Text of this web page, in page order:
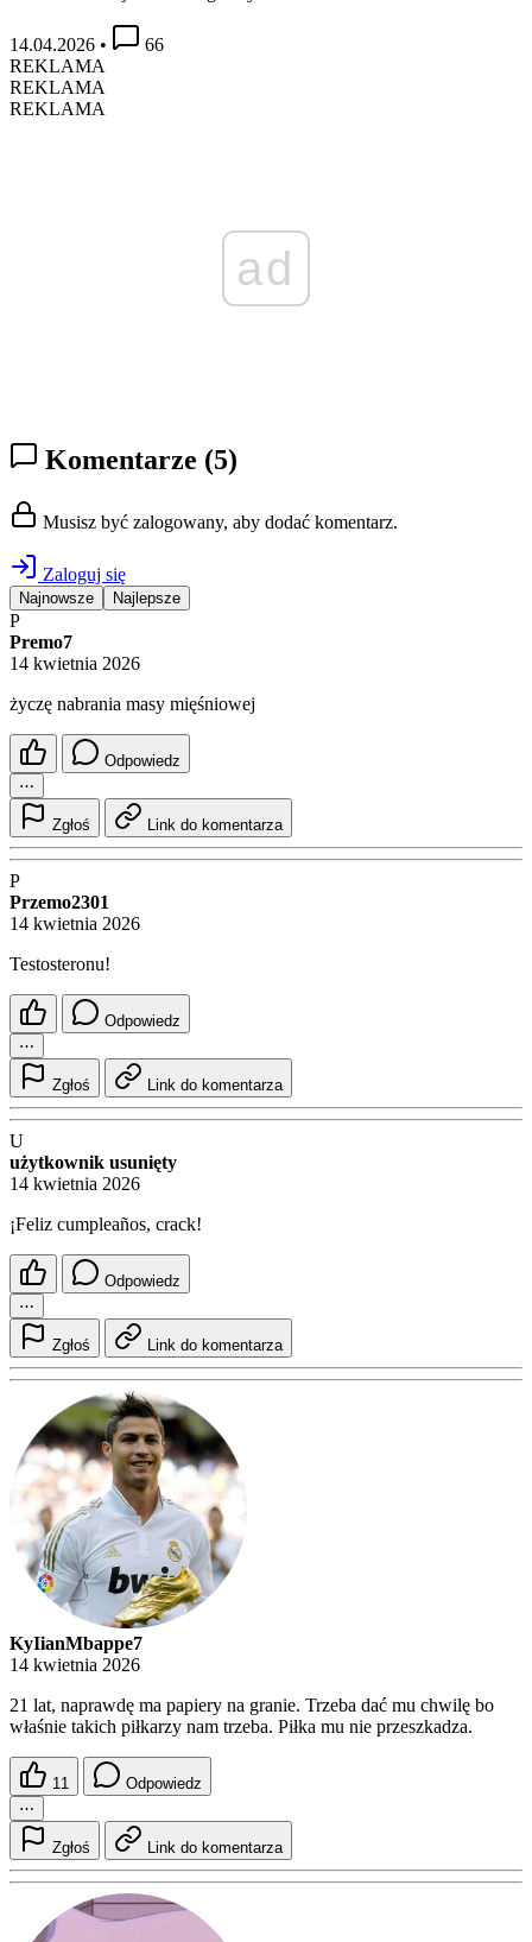
14.04.2026 •
66
REKLAMA
REKLAMA
REKLAMA
ad
Komentarze (5)
Musisz być zalogowany, aby dodać komentarz.
Zaloguj się
Najnowsze Najlepsze
P
Premo7
14 kwietnia 2026
życzę nabrania masy mięśniowej
Odpowiedz
⋯
Zgłoś Link do komentarza
P
Przemo2301
14 kwietnia 2026
Testosteronu!
Odpowiedz
⋯
Zgłoś Link do komentarza
U
użytkownik usunięty
14 kwietnia 2026
¡Feliz cumpleaños, crack!
Odpowiedz
⋯
Zgłoś Link do komentarza
KyIianMbappe7
14 kwietnia 2026
21 lat, naprawdę ma papiery na granie. Trzeba dać mu chwilę bo
właśnie takich piłkarzy nam trzeba. Piłka mu nie przeszkadza.
11
Odpowiedz
⋯
Zgłoś Link do komentarza